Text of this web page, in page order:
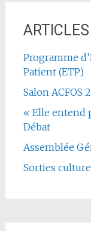
Programme
Patient (ETP)
Salon ACFOS
« Elle entend
Débat
Assemblée
Sorties